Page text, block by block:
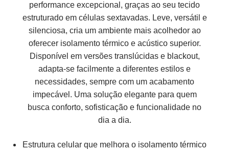
performance excepcional, graças ao seu tecido
estruturado em células sextavadas. Leve, versátil e
silenciosa, cria um ambiente mais acolhedor ao
oferecer isolamento térmico e acústico superior.
Disponível em versões translúcidas e blackout,
adapta-se facilmente a diferentes estilos e
necessidades, sempre com um acabamento
impecável. Uma solução elegante para quem
busca conforto, sofisticação e funcionalidade no
dia a dia.
Estrutura celular que melhora o isolamento térmico